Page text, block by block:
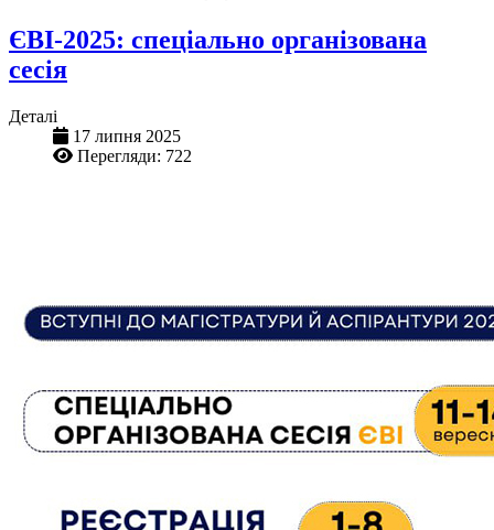
ЄВІ-2025: спеціально організована
сесія
Деталі
17 липня 2025
Перегляди: 722